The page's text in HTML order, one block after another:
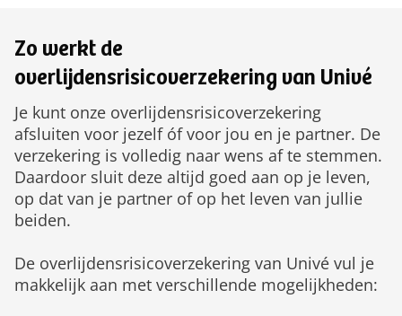
Zo werkt de
overlijdensrisicoverzekering van Univé
Je kunt onze overlijdensrisicoverzekering
afsluiten voor jezelf óf voor jou en je partner. De
verzekering is volledig naar wens af te stemmen.
Daardoor sluit deze altijd goed aan op je leven,
op dat van je partner of op het leven van jullie
beiden.
De overlijdensrisicoverzekering van Univé vul je
makkelijk aan met verschillende mogelijkheden: